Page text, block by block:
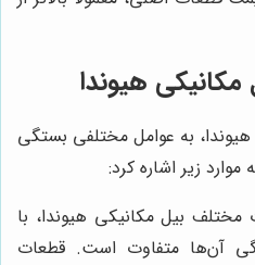
هیوندا
به عوامل مختلفی بستگی
زیر اشاره کرد:
بیل مکانیکی هیوندا، با
آن‌ها متفاوت است. قطعات